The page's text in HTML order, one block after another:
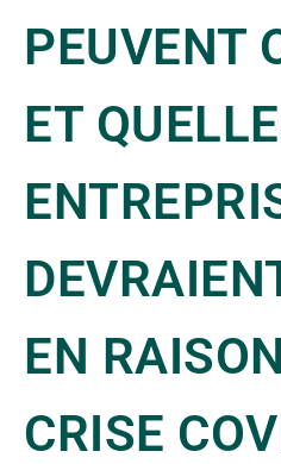
PEUVENT
ET
EN
CRISE